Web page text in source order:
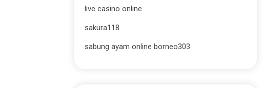
live casino online
sakura118
sabung ayam online borneo303